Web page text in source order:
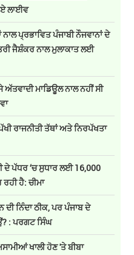
ਲਾਈਵ
ਪ੍ਰਭਾਵਿਤ ਪੰਜਾਬੀ ਨੌਜਵਾਨਾਂ ਦੇ
ਜੈਸ਼ੰਕਰ ਨਾਲ ਮੁਲਾਕਾਤ ਲਈ
ਮਾਡਿਊਲ ਨਾਲ ਨਹੀਂ ਸੀ
ਰਾਜਨੀਤੀ ਤੱਥਾਂ ਅਤੇ ਨਿਰਪੱਖਤਾ
ਦੇ ਪੱਧਰ ‘ਚ ਸੁਧਾਰ ਲਈ 16,000
ਹੈ: ਚੀਮਾ
ਨਿੰਦਾ ਠੀਕ, ਪਰ ਪੰਜਾਬ ਦੇ
: ਪਰਗਟ ਸਿੰਘ
ਖਾਲੀ ਹੋਣ 'ਤੇ ਬੀਬਾ